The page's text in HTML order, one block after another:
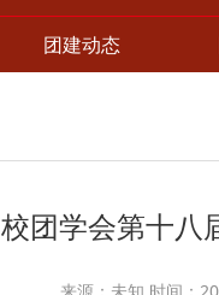
团建动态
校团学会第十八